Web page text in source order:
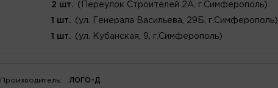
2 шт. (Переулок Строителей 2А, г.Симферополь)
1 шт. (ул. Генерала Васильева, 29Б, г.Симферополь)
1 шт. (ул. Кубанская, 9, г.Симферополь)
Производитель: ЛОГО-Д